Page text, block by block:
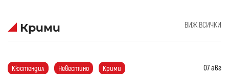
Крими ВИЖ ВСИЧКИ
Кюстендил Невестино Крими 07 авг